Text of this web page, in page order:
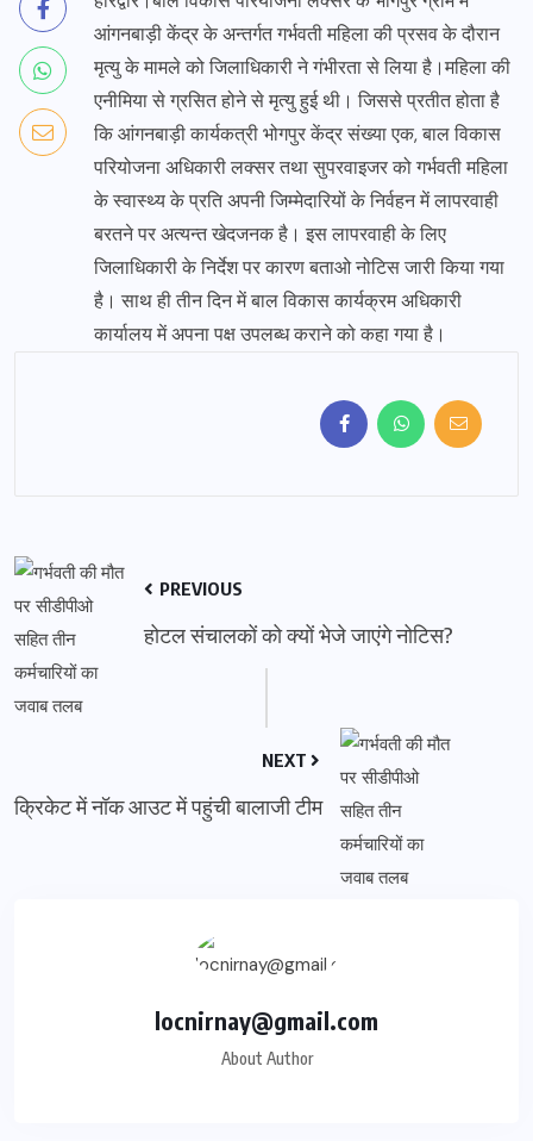
आंगनबाड़ी केंद्र के अन्तर्गत गर्भवती महिला की प्रसव के दौरान
मृत्यु के मामले को जिलाधिकारी ने गंभीरता से लिया है।महिला की
एनीमिया से ग्रसित होने से मृत्यु हुई थी। जिससे प्रतीत होता है
कि आंगनबाड़ी कार्यकत्री भोगपुर केंद्र संख्या एक, बाल विकास
परियोजना अधिकारी लक्सर तथा सुपरवाइजर को गर्भवती महिला
के स्वास्थ्य के प्रति अपनी जिम्मेदारियों के निर्वहन में लापरवाही
बरतने पर अत्यन्त खेदजनक है। इस लापरवाही के लिए
जिलाधिकारी के निर्देश पर कारण बताओ नोटिस जारी किया गया
है। साथ ही तीन दिन में बाल विकास कार्यक्रम अधिकारी
कार्यालय में अपना पक्ष उपलब्ध कराने को कहा गया है।
PREVIOUS
होटल संचालकों को क्यों भेजे जाएंगे नोटिस?
NEXT
क्रिकेट में नॉक आउट में पहुंची बालाजी टीम
locnirnay@gmail.com
About Author